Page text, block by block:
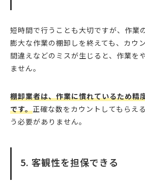
短時間で行うことも大切ですが、作業
膨大な作業の棚卸しを終えても、カウ
間違えなどのミスが生じると、作業を
ません。
棚卸業者は、作業に慣れているため精
です。正確な数をカウントしてもらえ
う必要がありません。
5. 客観性を担保できる